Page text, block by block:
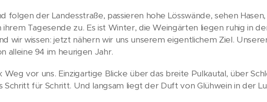
folgen der Landesstraße, passieren hohe Lösswände, sehen
ihrem Tagesende zu. Es ist Winter, die Weingärten liegen ruhig in
wir wissen: jetzt nähern wir uns unserem eigentlichem Ziel.
alleine 94 im heurigen Jahr.
Weg vor uns. Einzigartige Blicke über das breite Pulkautal, über
Schritt für Schritt. Und langsam liegt der Duft von Glühwein in der